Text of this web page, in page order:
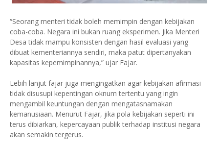
“Seorang menteri tidak boleh memimpin dengan kebijakan
coba-coba. Negara ini bukan ruang eksperimen. Jika Menteri
Desa tidak mampu konsisten dengan hasil evaluasi yang
dibuat kementeriannya sendiri, maka patut dipertanyakan
kapasitas kepemimpinannya,” ujar Fajar.
Lebih lanjut fajar juga mengingatkan agar kebijakan afirmasi
tidak disusupi kepentingan oknum tertentu yang ingin
mengambil keuntungan dengan mengatasnamakan
kemanusiaan. Menurut Fajar, jika pola kebijakan seperti ini
terus dibiarkan, kepercayaan publik terhadap institusi negara
akan semakin tergerus.